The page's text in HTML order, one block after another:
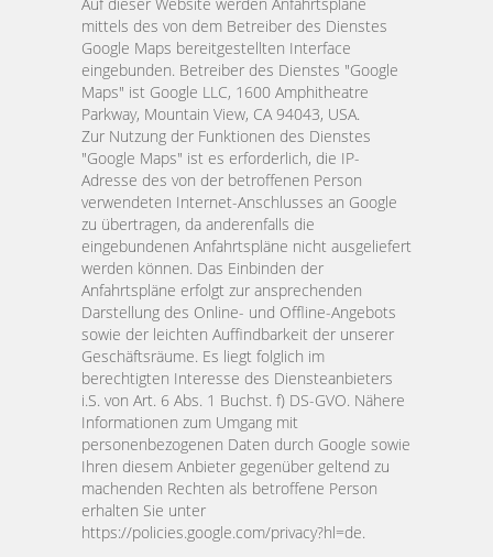
mittels des von dem Betreiber des Dienstes
Google Maps bereitgestellten Interface
eingebunden. Betreiber des Dienstes "Google
Maps" ist Google LLC, 1600 Amphitheatre
Parkway, Mountain View, CA 94043, USA.
Zur Nutzung der Funktionen des Dienstes
"Google Maps" ist es erforderlich, die IP-
Adresse des von der betroffenen Person
verwendeten Internet-Anschlusses an Google
zu übertragen, da anderenfalls die
eingebundenen Anfahrtspläne nicht ausgeliefert
werden können. Das Einbinden der
Anfahrtspläne erfolgt zur ansprechenden
Darstellung des Online- und Offline-Angebots
sowie der leichten Auffindbarkeit der unserer
Geschäftsräume. Es liegt folglich im
berechtigten Interesse des Diensteanbieters
i.S. von Art. 6 Abs. 1 Buchst. f) DS-GVO. Nähere
Informationen zum Umgang mit
personenbezogenen Daten durch Google sowie
Ihren diesem Anbieter gegenüber geltend zu
machenden Rechten als betroffene Person
erhalten Sie unter
https://policies.google.com/privacy?hl=de.